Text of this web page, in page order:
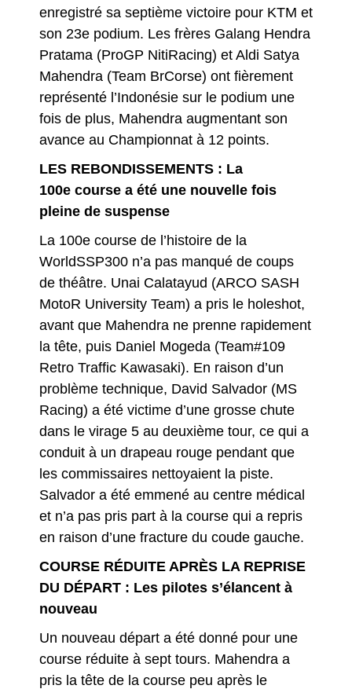
enregistré sa septième victoire pour KTM et
son 23e podium. Les frères Galang Hendra
Pratama (ProGP NitiRacing) et Aldi Satya
Mahendra (Team BrCorse) ont fièrement
représenté l’Indonésie sur le podium une
fois de plus, Mahendra augmentant son
avance au Championnat à 12 points.
LES REBONDISSEMENTS : La
100e course a été une nouvelle fois
pleine de suspense
La 100e course de l’histoire de la
WorldSSP300 n’a pas manqué de coups
de théâtre. Unai Calatayud (ARCO SASH
MotoR University Team) a pris le holeshot,
avant que Mahendra ne prenne rapidement
la tête, puis Daniel Mogeda (Team#109
Retro Traffic Kawasaki). En raison d’un
problème technique, David Salvador (MS
Racing) a été victime d’une grosse chute
dans le virage 5 au deuxième tour, ce qui a
conduit à un drapeau rouge pendant que
les commissaires nettoyaient la piste.
Salvador a été emmené au centre médical
et n’a pas pris part à la course qui a repris
en raison d’une fracture du coude gauche.
COURSE RÉDUITE APRÈS LA REPRISE
DU DÉPART : Les pilotes s’élancent à
nouveau
Un nouveau départ a été donné pour une
course réduite à sept tours. Mahendra a
pris la tête de la course peu après le